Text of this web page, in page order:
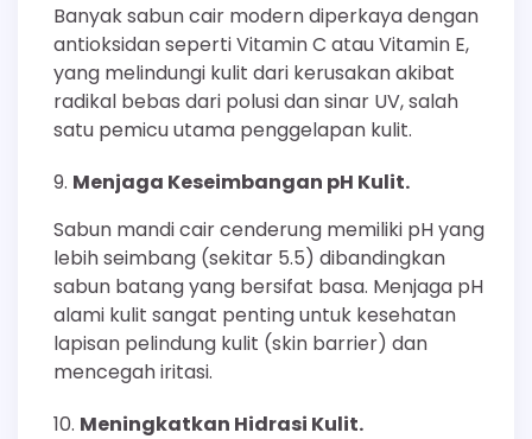
Banyak sabun cair modern diperkaya dengan
antioksidan seperti Vitamin C atau Vitamin E,
yang melindungi kulit dari kerusakan akibat
radikal bebas dari polusi dan sinar UV, salah
satu pemicu utama penggelapan kulit.
Menjaga Keseimbangan pH Kulit.
Sabun mandi cair cenderung memiliki pH yang
lebih seimbang (sekitar 5.5) dibandingkan
sabun batang yang bersifat basa. Menjaga pH
alami kulit sangat penting untuk kesehatan
lapisan pelindung kulit (skin barrier) dan
mencegah iritasi.
Meningkatkan Hidrasi Kulit.